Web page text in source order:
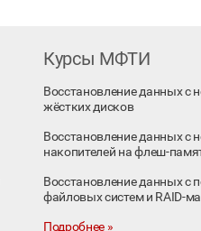
Курсы МФТИ
Восстановление данных с
жёстких дисков
Восстановление данных с
накопителей на флеш-
Восстановление данных с
файловых систем и RAID-
Подробнее »